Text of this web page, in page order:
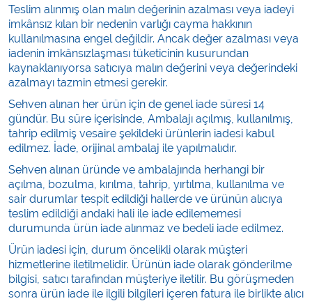
Teslim alınmış olan malın değerinin azalması veya iadeyi
imkânsız kılan bir nedenin varlığı cayma hakkının
kullanılmasına engel değildir. Ancak değer azalması veya
iadenin imkânsızlaşması tüketicinin kusurundan
kaynaklanıyorsa satıcıya malın değerini veya değerindeki
azalmayı tazmin etmesi gerekir.
Sehven alınan her ürün için de genel iade süresi 14
gündür. Bu süre içerisinde, Ambalajı açılmış, kullanılmış,
tahrip edilmiş vesaire şekildeki ürünlerin iadesi kabul
edilmez. İade, orijinal ambalaj ile yapılmalıdır.
Sehven alınan üründe ve ambalajında herhangi bir
açılma, bozulma, kırılma, tahrip, yırtılma, kullanılma ve
sair durumlar tespit edildiği hallerde ve ürünün alıcıya
teslim edildiği andaki hali ile iade edilememesi
durumunda ürün iade alınmaz ve bedeli iade edilmez.
Ürün iadesi için, durum öncelikli olarak müşteri
hizmetlerine iletilmelidir. Ürünün iade olarak gönderilme
bilgisi, satıcı tarafından müşteriye iletilir. Bu görüşmeden
sonra ürün iade ile ilgili bilgileri içeren fatura ile birlikte alıcı